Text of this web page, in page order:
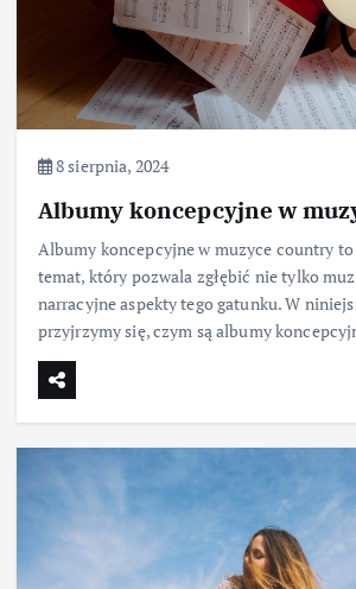
8 sierpnia, 2024
Albumy koncepcyjne w
Albumy koncepcyjne w muzyce country
temat, który pozwala zgłębić nie tylko
narracyjne aspekty tego gatunku. W
przyjrzymy się, czym są albumy